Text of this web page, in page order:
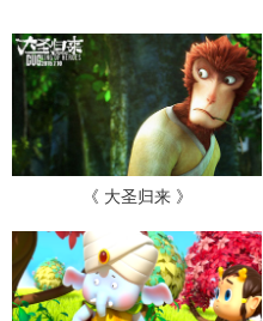
《 大圣归来 》